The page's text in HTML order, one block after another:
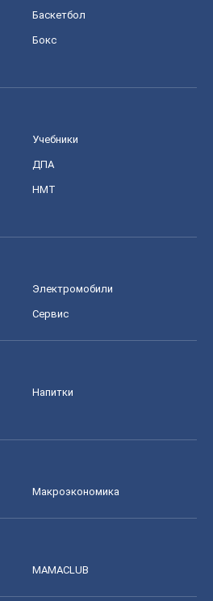
Баскетбол
Бокс
Учебники
ДПА
НМТ
Электромобили
Сервис
Напитки
Mакроэкономика
MAMACLUB